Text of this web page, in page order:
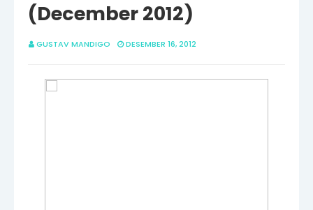
(December 2012)
GUSTAV MANDIGO DESEMBER 16, 2012